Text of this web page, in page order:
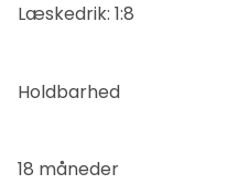
Læskedrik: 1:8
Holdbarhed
18 måneder